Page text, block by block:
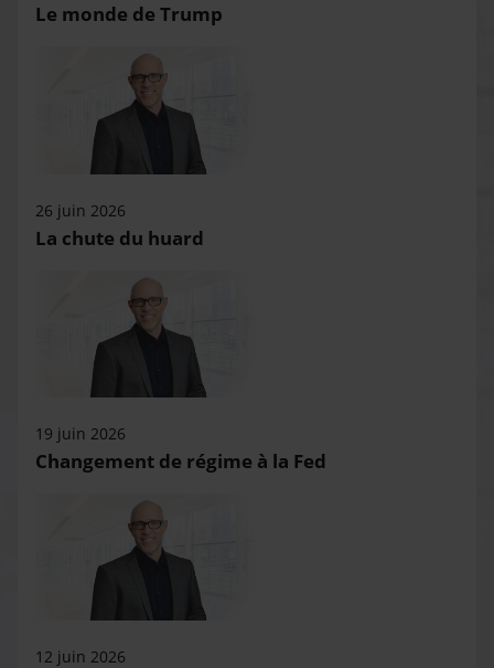
Le monde de Trump
26 juin 2026
La chute du huard
19 juin 2026
Changement de régime à la Fed
12 juin 2026